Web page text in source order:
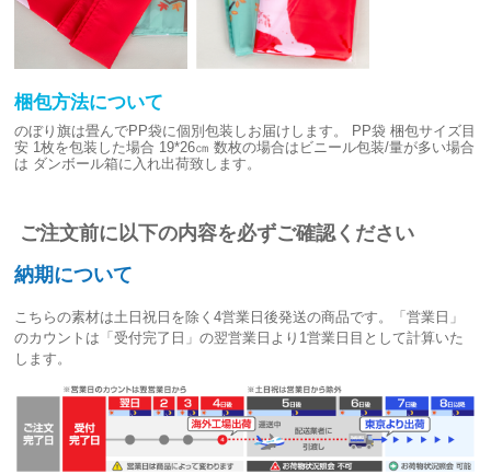
梱包方法について
のぼり旗は畳んでPP袋に個別包装しお届けします。
PP袋 梱包サイズ目
安 1枚を包装した場合 19*26㎝ 数枚の場合はビニール包装/量が多い場合
は ダンボール箱に入れ出荷致します。
ご注文前に以下の内容を必ずご確認ください
納期について
こちらの素材は土日祝日を除く4営業日後発送の商品です。「営業日」
のカウントは「受付完了日」の翌営業日より1営業日目として計算いた
します。